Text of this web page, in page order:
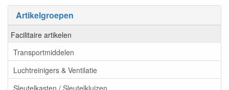
Artikelgroepen
Facilitaire artikelen
Transportmiddelen
Luchtreinigers & Ventilatie
Sleutelkasten / Sleutelkluizen